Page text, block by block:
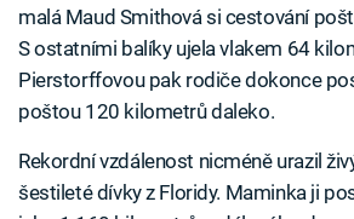
malá Maud Smithová si cestování
S ostatními balíky ujela vlakem 64
Pierstorffovou pak rodiče dokonce
poštou 120 kilometrů daleko.
Rekordní vzdálenost nicméně urazil
šestileté dívky z Floridy. Maminka ji